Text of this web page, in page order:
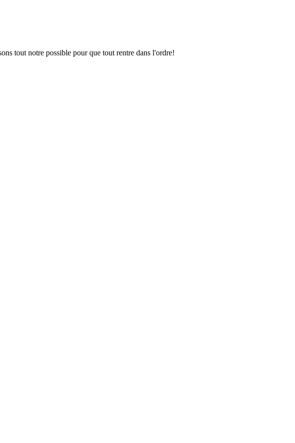
tout notre possible pour que tout rentre dans l'ordre!